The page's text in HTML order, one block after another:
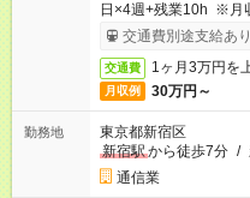
日×4週+残業10h ※月
交通費別途支給あり
交通費 1ヶ月3万円を
月収例 30万円～
勤務地
東京都新宿区
新宿駅から徒歩7分 /
通信業